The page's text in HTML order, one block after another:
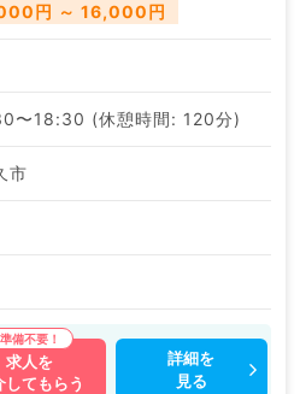
円 ～ 16,000円
〜18:30 (休憩時間: 120分)
市
求人を
してもらう
詳細を
見る